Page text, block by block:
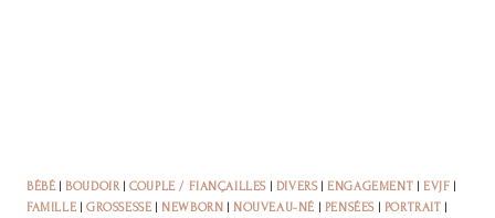
BÉBÉ |BOUDOIR|COUPLE / FIANÇAILLES | DIVERS|ENGAGEMENT | EVJF |
FAMILLE | GROSSESSE |NEWBORN |NOUVEAU-NÉ | PENSÉES | PORTRAIT |